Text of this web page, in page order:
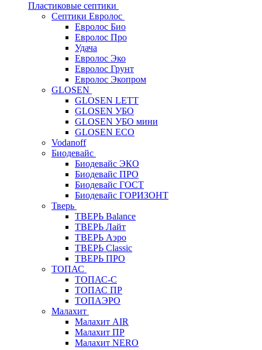
Пластиковые септики
Септики Евролос
Евролос Био
Евролос Про
Удача
Евролос Эко
Евролос Грунт
Евролос Экопром
GLOSEN
GLOSEN LETT
GLOSEN УБО
GLOSEN УБО мини
GLOSEN ECO
Vodanoff
Биодевайс
Биодевайс ЭКО
Биодевайс ПРО
Биодевайс ГОСТ
Биодевайс ГОРИЗОНТ
Тверь
ТВЕРЬ Balance
ТВЕРЬ Лайт
ТВЕРЬ Аэро
ТВЕРЬ Classic
ТВЕРЬ ПРО
ТОПАС
ТОПАС-С
ТОПАС ПР
ТОПАЭРО
Малахит
Малахит AIR
Малахит ПР
Малахит NERO